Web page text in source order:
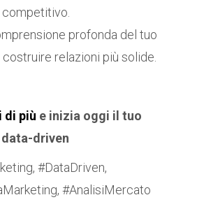
profonda del tuo
relazioni più solide.
di più e inizia oggi il tuo
driven
#DataDriven,
#AnalisiMercato